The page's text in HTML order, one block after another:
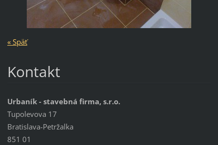
« Späť
Kontakt
Urbaník - stavebná firma, s.r.o.
Tupolevova 17
Bratislava-Petržalka
851 01